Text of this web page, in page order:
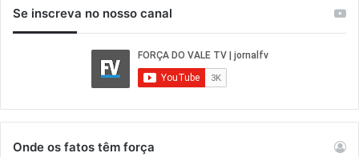
Se inscreva no nosso canal
Onde os fatos têm força